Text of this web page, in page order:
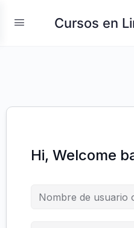
Cursos en
Hi, Welcome